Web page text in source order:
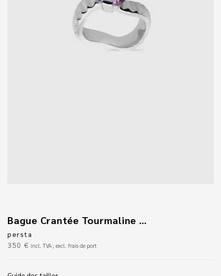
Bague Crantée Tourmaline Rose Octogonale
persta
350 € incl. TVA ; excl. frais de port